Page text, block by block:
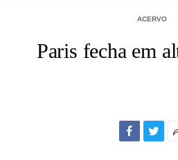
ACERVO
Paris fecha em